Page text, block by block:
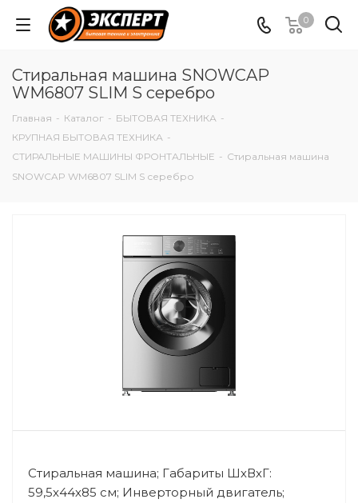
0
Стиральная машина SNOWCAP
WM6807 SLIM S серебро
Главная - Каталог - БЫТОВАЯ ТЕХНИКА -
КРУПНАЯ БЫТОВАЯ ТЕХНИКА -
СТИРАЛЬНЫЕ МАШИНЫ ФРОНТАЛЬНЫЕ - Стиральная машина
SNOWCAP WM6807 SLIM S серебро
Стиральная машина; Габариты ШхВхГ:
59,5x44х85 см; Инверторный двигатель;